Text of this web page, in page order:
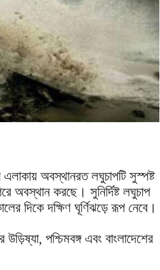
অবস্থানরত লঘুচাপটি সুস্পষ্ট
অবস্থান করছে। সুনির্দিষ্ট লঘুচাপ
দিকে দক্ষিণ ঘূর্ণিঝড়ে রূপ নেবে।
পশ্চিমবঙ্গ এবং বাংলাদেশের